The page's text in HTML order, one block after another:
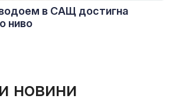
в САЩ достигна
ниво
новини